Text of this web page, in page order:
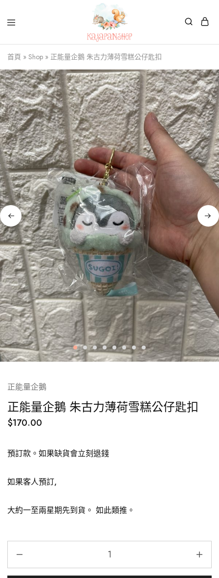
Kajapanshop
日
韓
百
貨
店
首頁 » Shop » 正能量企鵝 朱古力薄荷雪糕公仔匙扣
正能量企鵝
正能量企鵝 朱古力薄荷雪糕公仔匙扣
$170.00
預訂款。如果缺貨會立刻退錢
如果客人預訂,
大約一至兩星期先到貨。 如此類推。